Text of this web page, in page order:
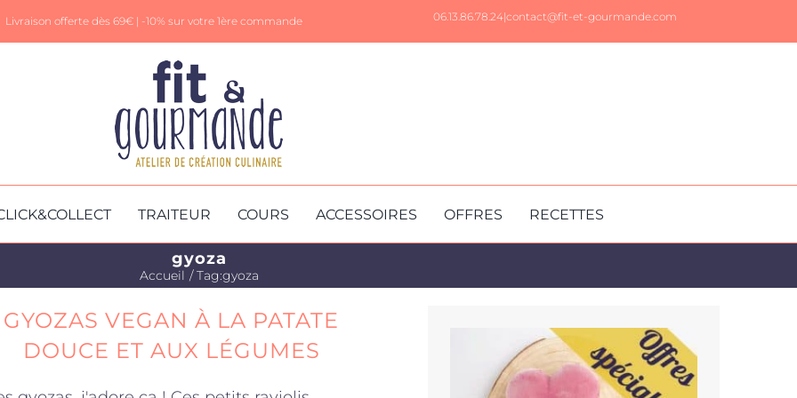
Livraison offerte dès 69€ | -10% sur votre 1ère commande 06.13.86.78.24|contact@fit-et-gourmande.com
TRAITEUR COURS ACCESSOIRES OFFRES RECETTES
gyoza
Accueil Tag:gyoza
GYOZAS VEGAN À LA PATATE
DOUCE ET AUX LÉGUMES